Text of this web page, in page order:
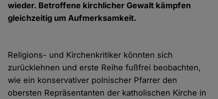
wieder. Betroffene kirchlicher Gewalt kämpfen
gleichzeitig um Aufmerksamkeit.
Religions- und Kirchenkritiker könnten sich
zurücklehnen und erste Reihe fußfrei beobachten,
wie ein konservativer polnischer Pfarrer den
obersten Repräsentanten der katholischen Kirche in